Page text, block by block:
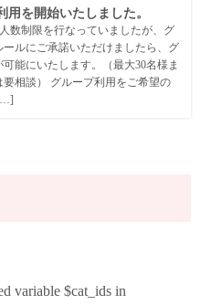
用を開始いたしました。
数制限を行なっていましたが、グ
ールにご承諾いただけましたら、グ
能にいたします。（最大30名様ま
相談） グループ利用をご希望の
variable $cat_ids in